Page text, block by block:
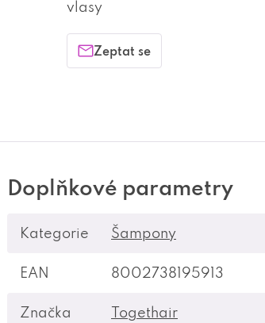
vlasy
Zeptat se
Doplňkové parametry
Kategorie Šampony
EAN 8002738195913
Značka Togethair